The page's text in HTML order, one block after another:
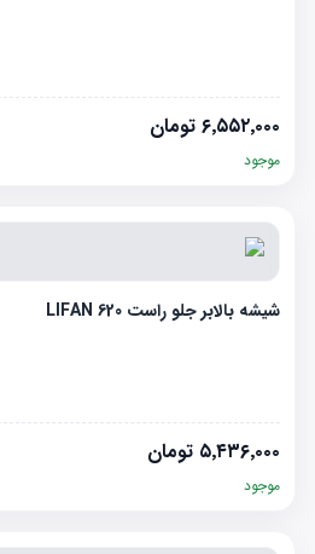
۶٬۵۵۲٬۰۰۰ تومان
موجود
شیشه بالابر جلو راست LIFAN 620
۵٬۴۳۶٬۰۰۰ تومان
موجود